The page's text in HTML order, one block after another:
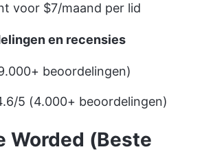
voor $7/maand per lid
en recensies
beoordelingen)
5 (4.000+ beoordelingen)
Worded (Beste